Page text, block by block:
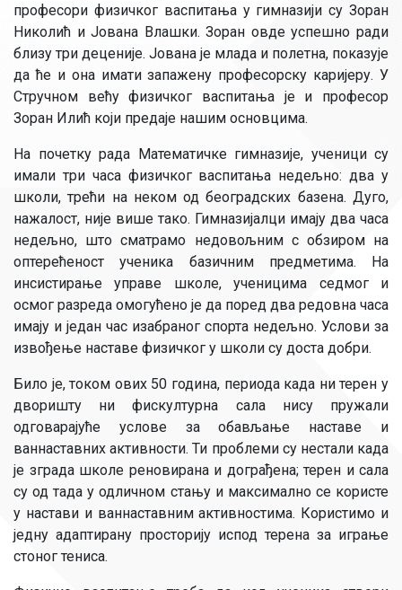
професори физичког васпитања у гимназији су Зоран
Николић и Јована Влашки. Зоран овде успешно ради
близу три деценије. Јована је млада и полетна, показује
да ће и она имати запажену професорску каријеру. У
Стручном већу физичког васпитања је и професор
Зоран Илић који предаје нашим основцима.
На почетку рада Математичке гимназије, ученици су
имали три часа физичког васпитања недељно: два у
школи, трећи на неком од београдских базена. Дуго,
нажалост, није више тако. Гимназијалци имају два часа
недељно, што сматрамо недовољним с обзиром на
оптерећеност ученика базичним предметима. На
инсистирање управе школе, ученицима седмог и
осмог разреда омогућено је да поред два редовна часа
имају и један час изабраног спорта недељно. Услови за
извођење наставе физичког у школи су доста добри.
Било је, током ових 50 година, периода када ни терен у
дворишту ни фискултурна сала нису пружали
одговарајуће услове за обављање наставе и
ваннаставних активности. Ти проблеми су нестали када
је зграда школе реновирана и дограђена; терен и сала
су од тада у одличном стању и максимално се користе
у настави и ваннаставним активностима. Користимо и
једну адаптирану просторију испод терена за играње
стоног тениса.